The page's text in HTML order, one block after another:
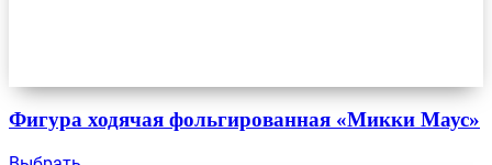
Фигура ходячая фольгированная «Микки Маус»